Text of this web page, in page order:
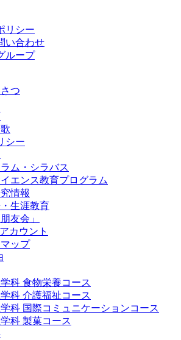
リシー
い合わせ
ループ
つ
シー
ム・シラバス
エンス教育プログラム
情報
生涯教育
友会」
カウント
ップ
科 ⾷物栄養コース
科 介護福祉コース
科 国際コミュニケーションコース
科 製菓コース